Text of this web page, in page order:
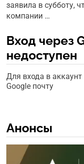
заявила в субботу,
компании …
Вход через
недоступен
Для входа в
Google почту
Анонсы